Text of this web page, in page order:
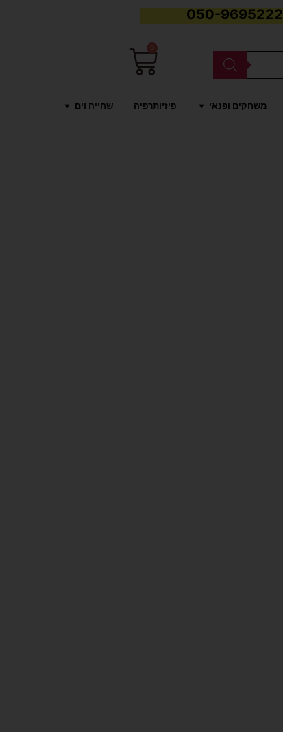
050-9695222
0
עגלת
משחקים ופנאי פתח משחקים ופנאי
פיזיותרפיה שחייה וים פתח שחייה וים